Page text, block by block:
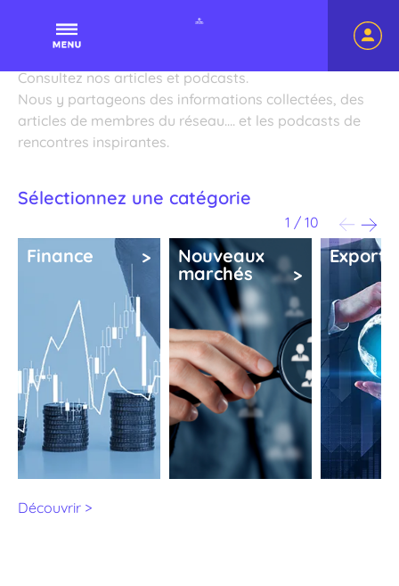
principale
Upbusinessnetwork
Actualités
Consultez nos articles et podcasts.
Nous y partageons des informations collectées, des
articles de membres du réseau…. et les podcasts de
rencontres inspirantes.
Sélectionnez une catégorie
1 / 10
Finance
Nouveaux
marchés
Export
Découvrir >